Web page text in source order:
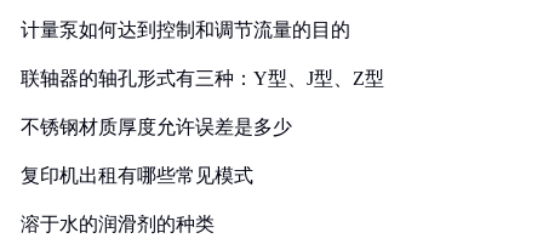
计量泵如何达到控制和调节流量的目的
联轴器的轴孔形式有三种：Y型、J型、Z型
不锈钢材质厚度允许误差是多少
复印机出租有哪些常见模式
溶于水的润滑剂的种类